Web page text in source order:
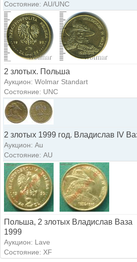
Состояние: AU/UNC
2 злотых. Польша
Аукцион: Wolmar Standart
Состояние: UNC
2 злотых 1999 год. Владислав IV
Аукцион: Au
Состояние: AU
Польша, 2 злотых Владислав Ваза
1999
Аукцион: Lave
Состояние: XF